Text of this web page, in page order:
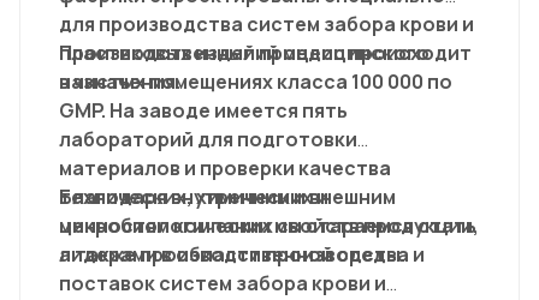
для производства систем забора крови и
пластиковых изделий медицинского
назначения.
Производственный процесс происходит
в чистых помещениях класса 100 000 по
GMP. На заводе имеется пять
лабораторий для подготовки
материалов и проверки качества
технических, химических и
микробиологических свойств продукции,
а также производственной среды.
Благодаря внутренним и внешним
ценностям компании мы стараемся стать
лидерами в области производства и
поставок систем забора крови и